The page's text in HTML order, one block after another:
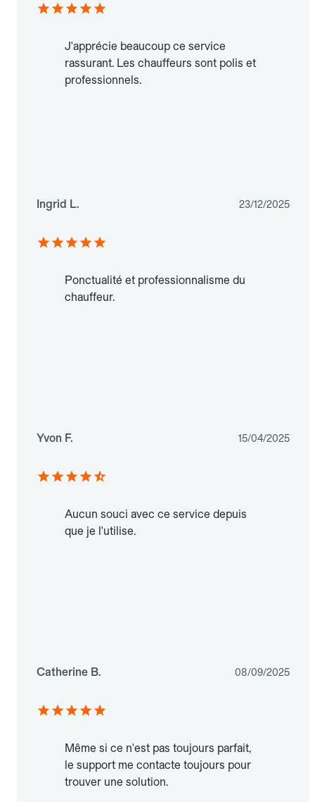
J'apprécie beaucoup ce service
rassurant. Les chauffeurs sont polis et
professionnels.
Ingrid L. 23/12/2025
Ponctualité et professionnalisme du
chauffeur.
Yvon F. 15/04/2025
Aucun souci avec ce service depuis
que je l'utilise.
Catherine B. 08/09/2025
Même si ce n'est pas toujours parfait,
le support me contacte toujours pour
trouver une solution.